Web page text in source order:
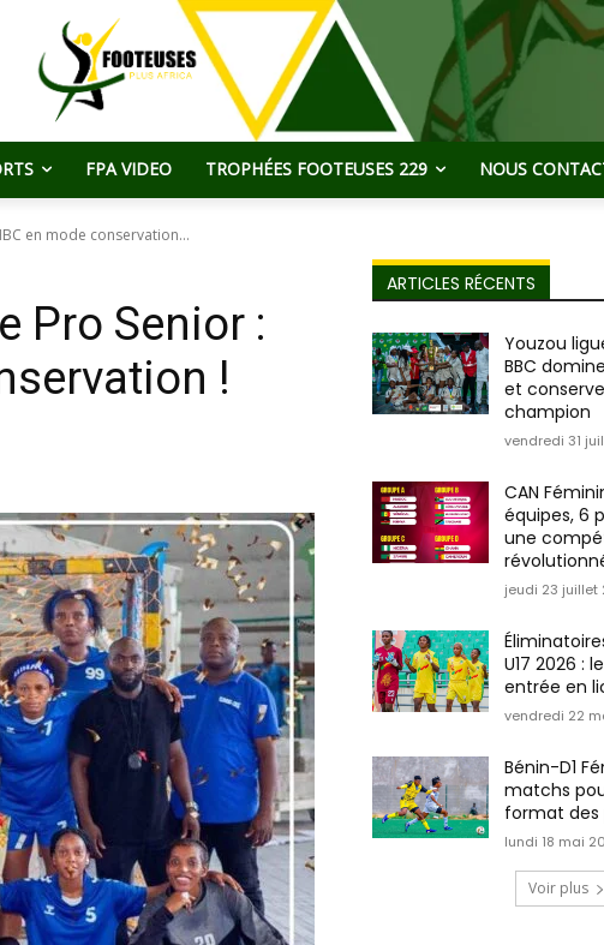
FPA VIDEO TROPHÉES FOOTEUSES 229 NOUS
en mode conservation...
Pro Senior :
!
ARTICLES RÉCENTS
Youzou
BBC
et
champion
vendredi 31
CAN
équipes, 6
une
jeudi 23 juillet
U17 2026 :
entrée en
vendredi 22
Bénin-D1
matchs
format
lundi 18 mai
Voir plus